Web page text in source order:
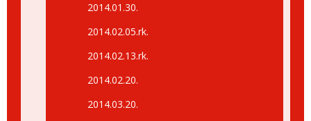
2014.01.30.
2014.02.05.rk.
2014.02.13.rk.
2014.02.20.
2014.03.20.